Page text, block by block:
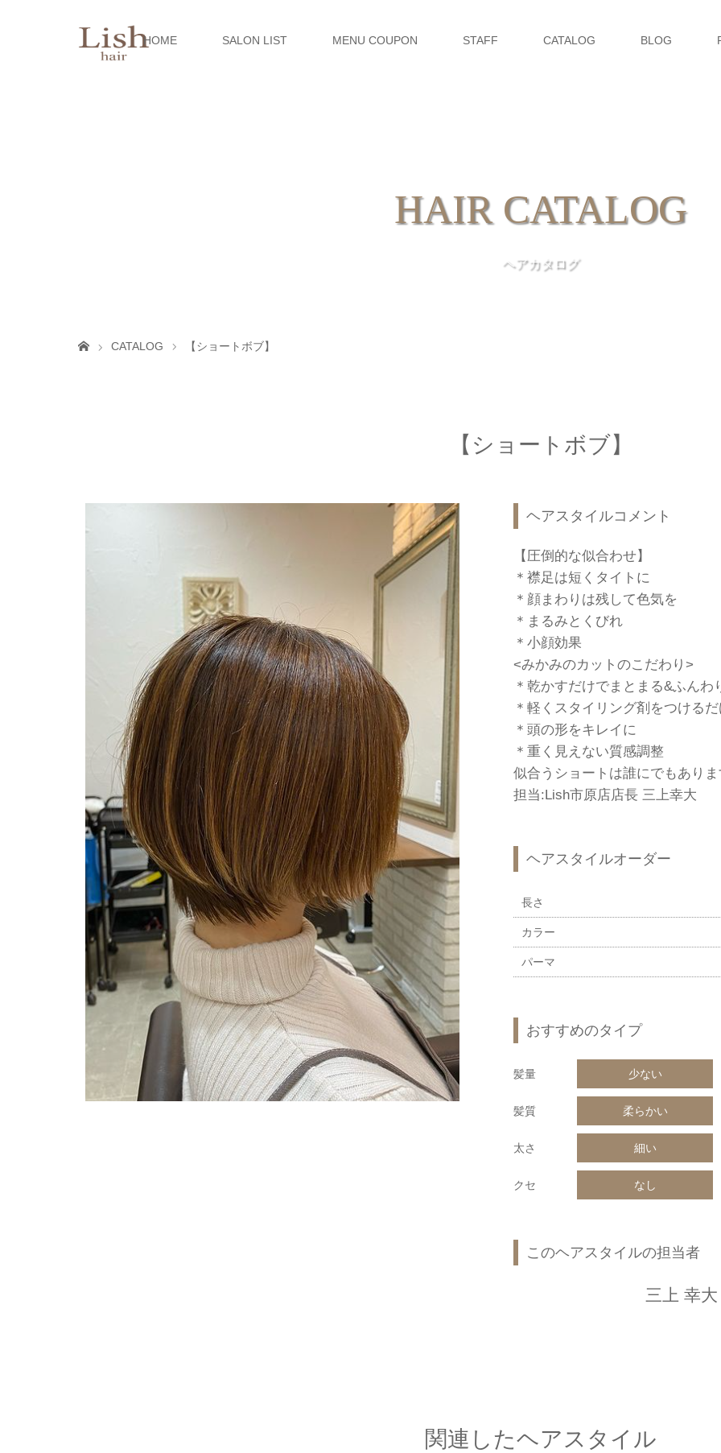
HOME SALON LIST MENU COUPON STAFF CATALOG BLOG
HAIR CATALOG
ヘアカタログ
CATALOG 【ショートボブ】
【ショートボブ】
ヘアスタイルコメント
【圧倒的な似合わせ】
＊襟足は短くタイトに
＊顔まわりは残して色気を
＊まるみとくびれ
＊小顔効果
<みかみのカットのこだわり>
＊乾かすだけでまとまる&ふんわ
＊軽くスタイリング剤をつける
＊頭の形をキレイに
＊重く見えない質感調整
似合うショートは誰にでもありま
担当:Lish市原店店長 三上幸大
ヘアスタイルオーダー
長さ
カラー
パーマ
おすすめのタイプ
髪量 少ない
髪質 柔らかい
太さ 細い
クセ なし
このヘアスタイルの担当者
三上 幸大
関連したヘアスタイル